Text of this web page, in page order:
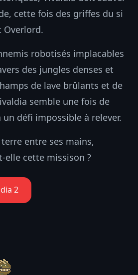
cette fois des griffes du si
Overlord.
robotisés implacables
des jungles denses et
de lave brûlants et de
semble une fois de
défi impossible à relever.
entre ses mains,
elle cette missison ?
2